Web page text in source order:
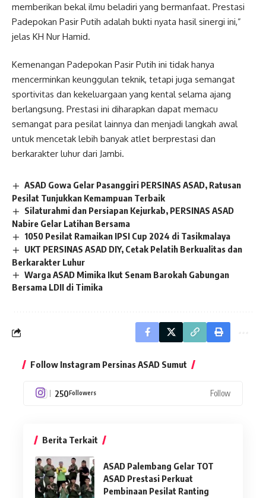
memberikan bekal ilmu beladiri yang bermanfaat. Prestasi
Padepokan Pasir Putih adalah bukti nyata hasil sinergi ini,”
jelas KH Nur Hamid.
Kemenangan Padepokan Pasir Putih ini tidak hanya
mencerminkan keunggulan teknik, tetapi juga semangat
sportivitas dan kekeluargaan yang kental selama ajang
berlangsung. Prestasi ini diharapkan dapat memacu
semangat para pesilat lainnya dan menjadi langkah awal
untuk mencetak lebih banyak atlet berprestasi dan
berkarakter luhur dari Jambi.
ASAD Gowa Gelar Pasanggiri PERSINAS ASAD, Ratusan
Pesilat Tunjukkan Kemampuan Terbaik
Silaturahmi dan Persiapan Kejurkab, PERSINAS ASAD
Nabire Gelar Latihan Bersama
1050 Pesilat Ramaikan IPSI Cup 2024 di Tasikmalaya
UKT PERSINAS ASAD DIY, Cetak Pelatih Berkualitas dan
Berkarakter Luhur
Warga ASAD Mimika Ikut Senam Barokah Gabungan
Bersama LDII di Timika
Follow Instagram Persinas ASAD Sumut
250Followers Follow
Berita Terkait
ASAD Palembang Gelar TOT
ASAD Prestasi Perkuat
Pembinaan Pesilat Ranting